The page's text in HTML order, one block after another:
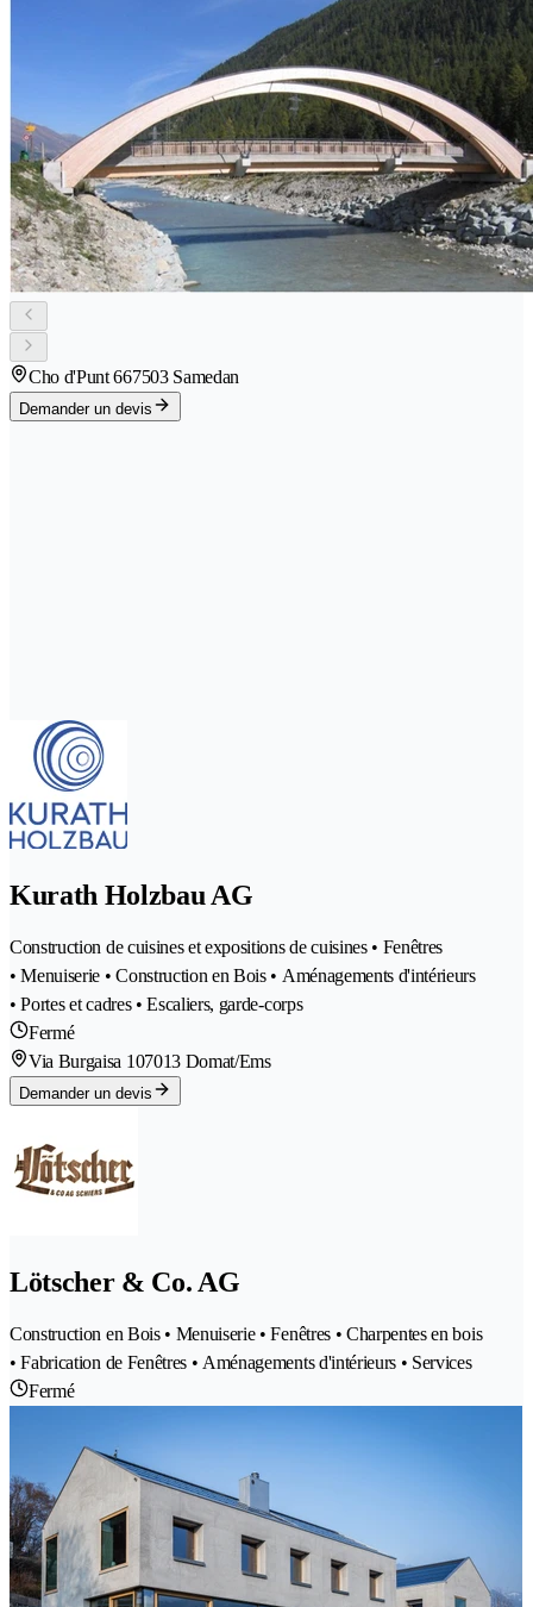
Cho d'Punt 667503 Samedan
Demander un devis
Kurath Holzbau AG
Construction de cuisines et expositions de cuisines • Fenêtres
• Menuiserie • Construction en Bois • Aménagements d'intérieurs
• Portes et cadres • Escaliers, garde-corps
Fermé
Via Burgaisa 107013 Domat/Ems
Demander un devis
Lötscher & Co. AG
Construction en Bois • Menuiserie • Fenêtres • Charpentes en bois
• Fabrication de Fenêtres • Aménagements d'intérieurs • Services
Fermé